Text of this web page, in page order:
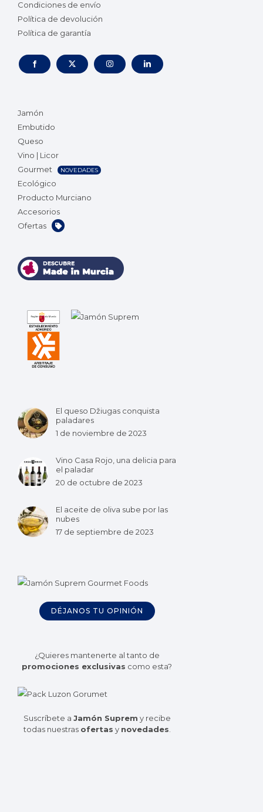
Condiciones de envío
Política de devolución
Política de garantía
Jamón
Embutido
Queso
Vino | Licor
Gourmet
NOVEDADES
Ecológico
Producto Murciano
Accesorios
Ofertas
El queso Džiugas conquista
paladares
1 de noviembre de 2023
Vino Casa Rojo, una delicia para
el paladar
20 de octubre de 2023
El aceite de oliva sube por las
nubes
17 de septiembre de 2023
DÉJANOS TU OPINIÓN
¿Quieres mantenerte al tanto de
promociones exclusivas como esta?
Suscríbete a Jamón Suprem y recibe
todas nuestras ofertas y novedades